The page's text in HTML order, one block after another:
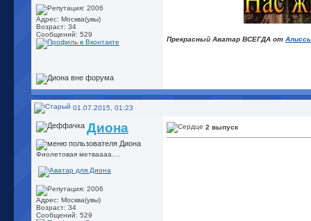
Адрес: Москва(увы)
Возраст: 34
Сообщений: 529
Прекрасный Аватар ВСЕГДА от
01.07.2015, 01:23
Диона
Фиолетовая метваааа....
Адрес: Москва(увы)
Возраст: 34
Сообщений: 529
2 выпуск